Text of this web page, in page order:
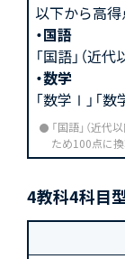
以下から高
・国語
「国語」（近
・数学
「数学Ⅰ」「
「国語」（近
ため100点に換
4教科4科目